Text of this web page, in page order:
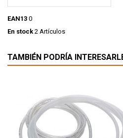
EAN13 0
En stock 2 Artículos
TAMBIÉN PODRÍA